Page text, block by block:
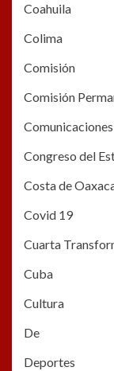
Coahuila
Colima
Comisión
Comisión
Congreso del
Costa de
Covid 19
Cuarta
Cuba
Cultura
De
Deportes